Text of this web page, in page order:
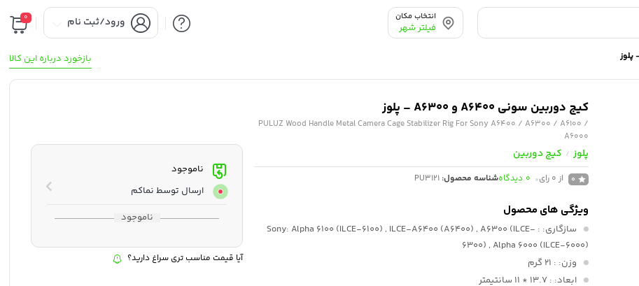
انتخاب مکان
فیلتر شهر ورود/ثبت نام 0
بازخورد درباره این کالا
کیج دوربین سونی A6400 و A6300 – پلوز
PULUZ Wood Handle Metal Camera Cage Stabilizer Rig For Sony A6400 / A6300 / A6100 /
A6000
پلوز / کیج دوربین
0 از 0 رای 0 دیدگاهشناسه محصول:PU3121
ویژگی های محصول
سازگاری: : Sony: Alpha 6100 (ILCE-6100) , ILCE-A6400 (A6400) , A6300 (ILCE-
6300) , Alpha 6000 (ILCE-6000)
وزن: : 21 گرم
ابعاد: : 13.7 * 11 سانتیمتر
ناموجود
ارسال توسط نماکم
ناموجود
آیا قیمت مناسب تری سراغ دارید؟